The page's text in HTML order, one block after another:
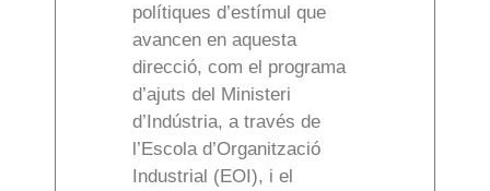
polítiques d’estímul que
avancen en aquesta
direcció, com el programa
d’ajuts del Ministeri
d’Indústria, a través de
l’Escola d’Organització
Industrial (EOI), i el